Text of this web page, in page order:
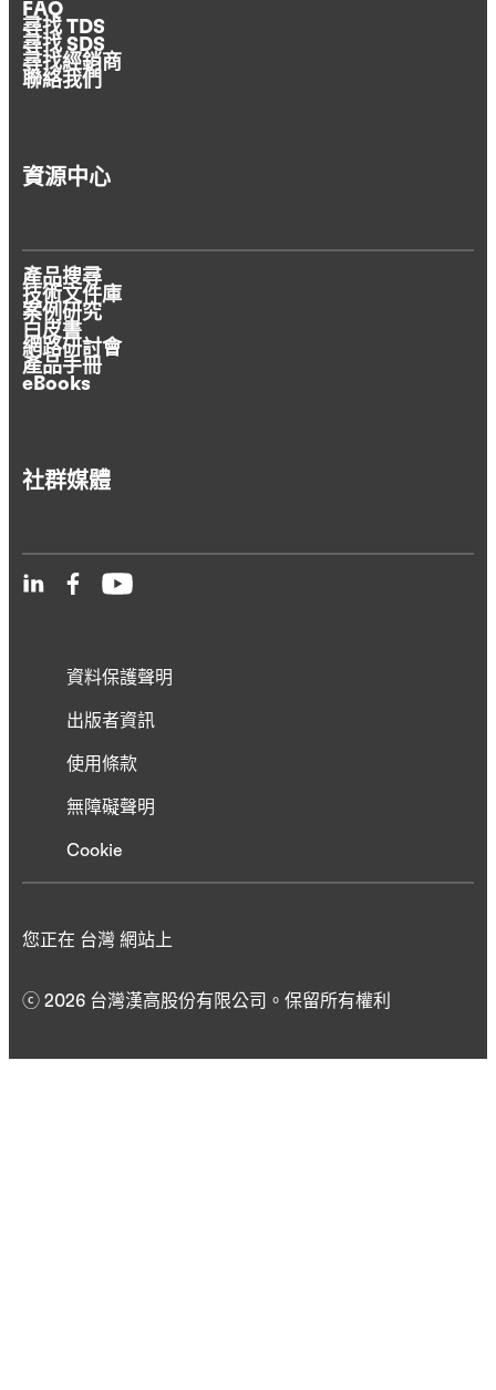
FAQ
尋找 TDS
尋找 SDS
尋找經銷商
聯絡我們
資源中心
產品搜尋
技術文件庫
案例研究
白皮書
網路研討會
產品手冊
eBooks
社群媒體
資料保護聲明
出版者資訊
使用條款
無障礙聲明
Cookie
ⓒ 2026 台灣漢高股份有限公司。保留所有權利
您正在 台灣 網站上